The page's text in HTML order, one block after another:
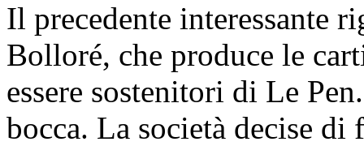
Il precedente interessante
Bolloré, che produce le
essere sostenitori di Le
bocca. La società decise di